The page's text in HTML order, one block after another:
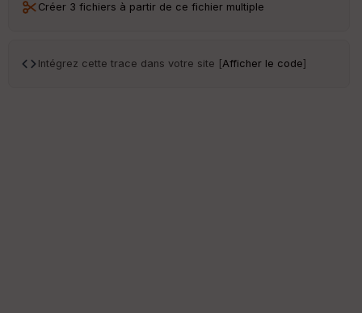
Créer 3 fichiers à partir de ce fichier multiple
Intégrez cette trace dans votre site [Afficher le code]